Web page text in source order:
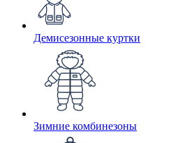
Демисезонные куртки
Зимние комбинезоны